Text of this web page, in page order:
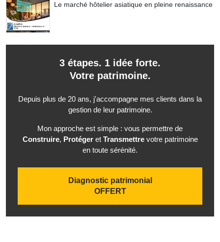
Le marché hôtelier asiatique en pleine renaissance
3 étapes. 1 idée forte.
Votre patrimoine.
Depuis plus de 20 ans, j'accompagne mes clients dans la
gestion de leur patrimoine.
Mon approche est simple : vous permettre de
Construire, Protégeret Transmettrevotre patrimoine
en toute sérénité.
Diagnostic patrimonial
OFFERT